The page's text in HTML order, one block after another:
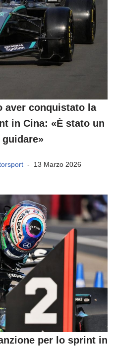
aver conquistato la
in Cina: «È stato un
13 Marzo 2026
per lo sprint in